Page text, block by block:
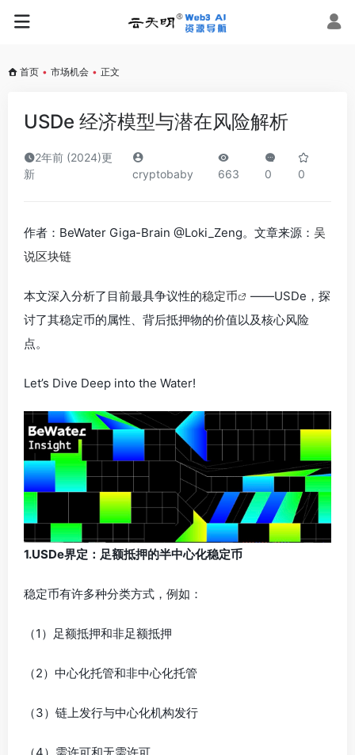
首页 • 市场机会 • 正文
USDe 经济模型与潜在风险解析
2年前 (2024)更
新
cryptobaby 663 0 0
作者：BeWater Giga-Brain @Loki_Zeng。文章来源： 吴
说区块链
本文深入分析了目前最具争议性的稳定币
——USDe，探
讨了其稳定币的属性、背后抵押物的价值以及核心风险
点。
Let’s Dive Deep into the Water!
1.USDe界定：足额抵押的半中心化稳定币
稳定币有许多种分类方式，例如：
（1）足额抵押和非足额抵押
（2）中心化托管和非中心化托管
（3）链上发行与中心化机构发行